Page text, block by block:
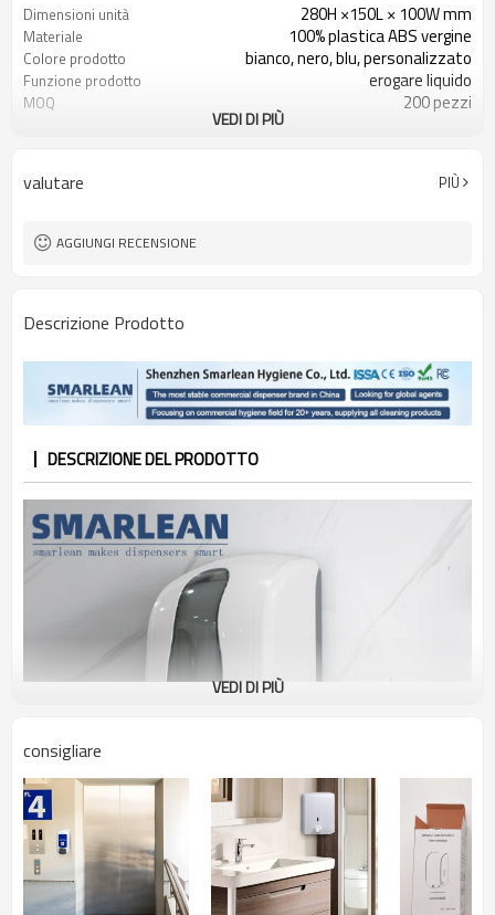
Dimensioni unità 280H ×150L × 100W mm
Materiale 100% plastica ABS vergine
Colore prodotto bianco, nero, blu, personalizzato
Funzione prodotto erogare liquido
MOQ 200 pezzi
MOQ è 2000 pezzi
VEDI DI PIÙ
valutare PIÙ
AGGIUNGI RECENSIONE
Descrizione Prodotto
DESCRIZIONE DEL PRODOTTO
VEDI DI PIÙ
consigliare